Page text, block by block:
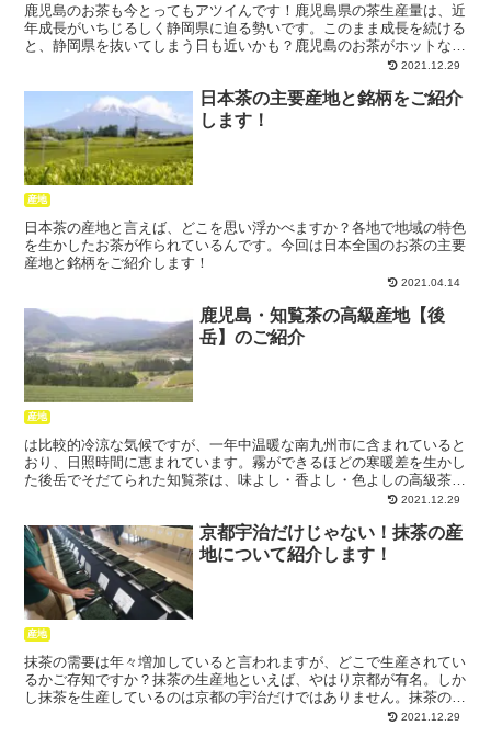
鹿児島のお茶も今とってもアツイんです！鹿児島県の茶生産量は、近
年成長がいちじるしく静岡県に迫る勢いです。このまま成長を続ける
と、静岡県を抜いてしまう日も近いかも？鹿児島のお茶がホットなワ
2021.12.29
産地
日本茶の主要産地と銘柄をご紹介
します！
日本茶の産地と言えば、どこを思い浮かべますか？各地で地域の特色
を生かしたお茶が作られているんです。今回は日本全国のお茶の主要
産地と銘柄をご紹介します！
2021.04.14
産地
鹿児島・知覧茶の高級産地【後
岳】のご紹介
は比較的冷涼な気候ですが、一年中温暖な南九州市に含まれていると
おり、日照時間に恵まれています。霧ができるほどの寒暖差を生かし
た後岳でそだてられた知覧茶は、味よし・香よし・色よしの高級茶と
して評判です。後岳の魅力を余すことなくお伝えします！ 2021.12.29
産地
京都宇治だけじゃない！抹茶の産
地について紹介します！
抹茶の需要は年々増加していると言われますが、どこで生産されてい
るかご存知ですか？抹茶の生産地といえば、やはり京都が有名。しか
し抹茶を生産しているのは京都の宇治だけではありません。抹茶の生
2021.12.29